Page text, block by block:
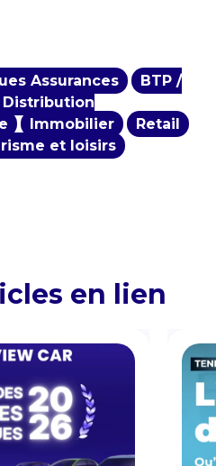
Assurances
BTP /
Distribution
Immobilier
Retail
et loisirs
en lien